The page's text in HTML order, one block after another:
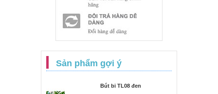
Sản phẩm gợi ý
Bút bi TL08 đen